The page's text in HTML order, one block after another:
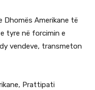
Dhomës Amerikane të
tyre në forcimin e
vendeve, transmeton
Prattipati